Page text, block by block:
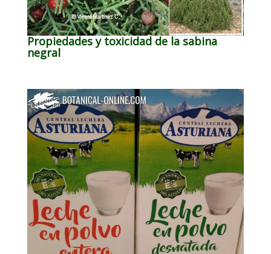
Propiedades y toxicidad de la sabina
negral